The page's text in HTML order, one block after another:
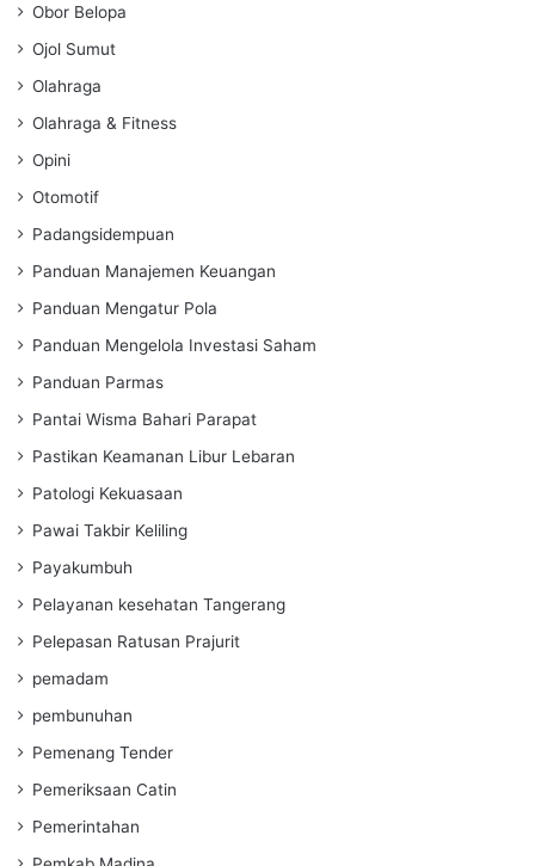
Obor Belopa
Ojol Sumut
Olahraga
Olahraga & Fitness
Opini
Otomotif
Padangsidempuan
Panduan Manajemen Keuangan
Panduan Mengatur Pola
Panduan Mengelola Investasi Saham
Panduan Parmas
Pantai Wisma Bahari Parapat
Pastikan Keamanan Libur Lebaran
Patologi Kekuasaan
Pawai Takbir Keliling
Payakumbuh
Pelayanan kesehatan Tangerang
Pelepasan Ratusan Prajurit
pemadam
pembunuhan
Pemenang Tender
Pemeriksaan Catin
Pemerintahan